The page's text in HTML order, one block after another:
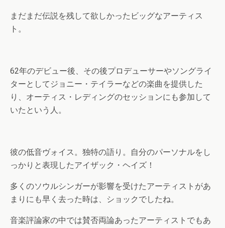
まだまだ伝説を残して欲しかったビッグなアーティス
ト。
62年のデビュー後、その後プロデューサーやソングライ
ターとしてジョニー・テイラーなどの楽曲を提供した
り、オーティス・レディングのセッションにも参加して
いたという人。
彼の低音ヴォイス。独特の語り。自分のパーソナルをし
っかりと表現したアイザック・ヘイズ！
多くのソウルシンガーが影響を受けたアーティストがあ
まりにも早く去った時は、ショックでしたね。
音楽評論家の中では賛否両論あったアーティストでもあ